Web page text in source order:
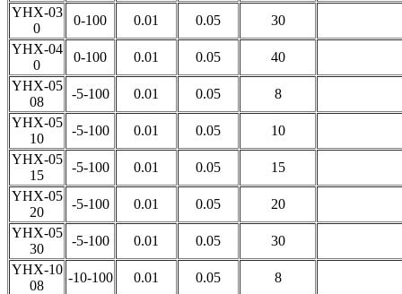
YHX-03
0
0-100 0.01 0.05
30
YHX-04
0
0-100 0.01 0.05
40
YHX-05
08
-5-100 0.01 0.05
8
YHX-05
10
-5-100 0.01 0.05
10
YHX-05
15
-5-100 0.01 0.05
15
YHX-05
20
-5-100 0.01 0.05
20
YHX-05
30
-5-100 0.01 0.05
30
YHX-10
08
-10-100 0.01 0.05
8